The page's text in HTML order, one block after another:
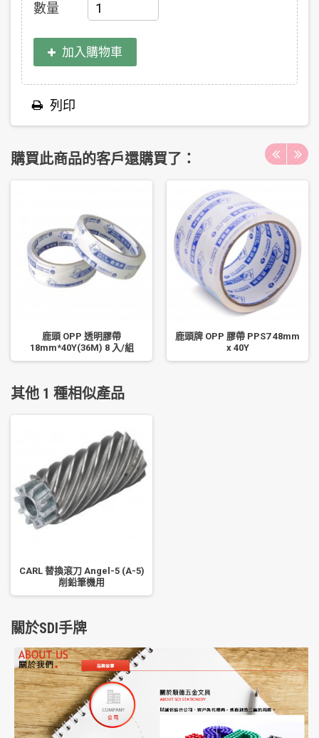
數量
加入購物車
列印
購買此商品的客戶還購買了：
鹿頭 OPP 透明膠帶
18mm*40Y(36M) 8 入/組
鹿頭牌 OPP 膠帶 PPS7 48mm
x 40Y
其他 1 種相似產品
CARL 替換滾刀 Angel-5 (A-5)
削鉛筆機用
關於SDI手牌